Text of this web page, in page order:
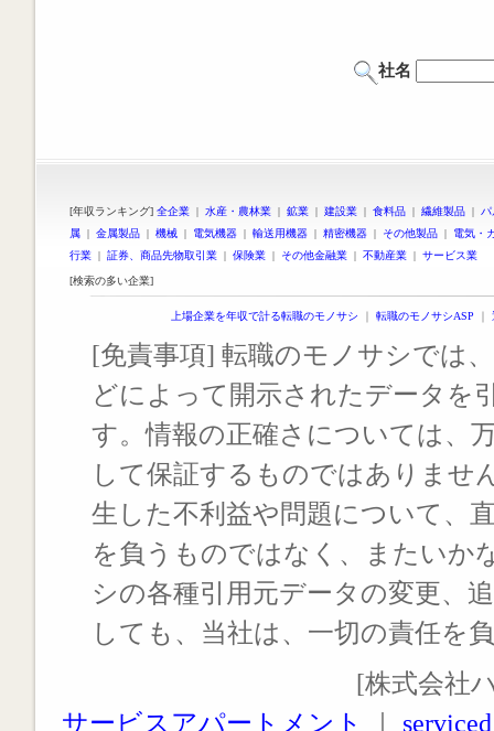
社名
[年収ランキング] 全企業 | 水産・農林業 | 鉱業 | 建設業 | 食料品 | 繊維製品 |
属 | 金属製品 | 機械 | 電気機器 | 輸送用機器 | 精密機器 | その他製品 | 電気・
行業 | 証券、商品先物取引業 | 保険業 | その他金融業 | 不動産業 | サービス業
[検索の多い企業]
上場企業を年収で計る転職のモノサシ ｜ 転職のモノサシASP ｜
[免責事項] 転職のモノサシでは
どによって開示されたデータを
す。情報の正確さについては、
して保証するものではありませ
生した不利益や問題について、
を負うものではなく、またいか
シの各種引用元データの変更、
しても、当社は、一切の責任を
[株式会社
サービスアパートメント